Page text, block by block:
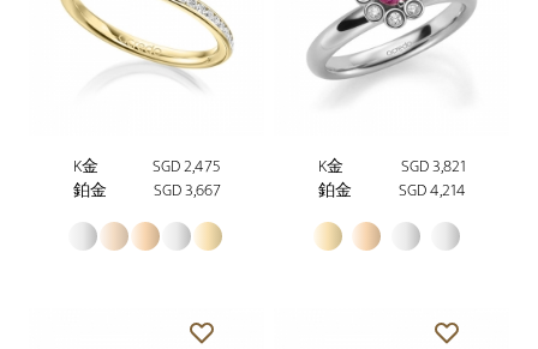
K金
SGD 2,475
鉑金
SGD 3,667
K金
SGD 3,821
鉑金
SGD 4,214